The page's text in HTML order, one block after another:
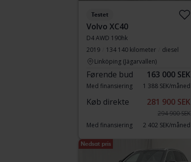
Testet
Volvo XC40
D4 AWD 190hk
2019
134 140 kilometer
diesel
Linköping (Jägarvallen)
Førende bud 163 000 SEK
Med finansiering 1 388 SEK/måned
Køb direkte 281 900 SEK
294 900 SEK
Med finansiering
2 402 SEK/måned
Nedsat pris